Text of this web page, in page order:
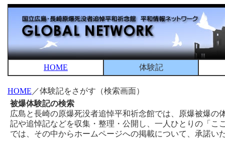
HOME 体験記
HOME ／体験記をさがす（検索画面）
被爆体験記の検索
広島と長崎の原爆死没者追悼平和祈念館では、原爆被爆
記や追悼記などを収集・整理・公開し、一人ひとりの「
では、その中からホームページへの掲載について、承諾い